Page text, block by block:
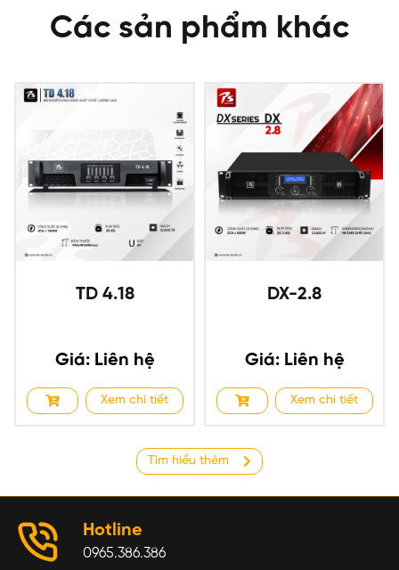
Các sản phẩm khác
TD 4.18
Giá: Liên hệ
Xem chi tiết
DX-2.8
Giá: Liên hệ
Xem chi tiết
Tìm hiểu thêm
Hotline
0965.386.386